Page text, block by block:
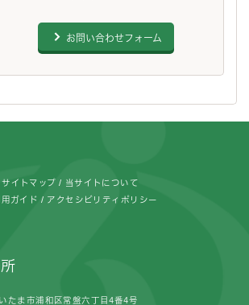
お問い合わせフォーム
サイトマップ 当サイトについて
用ガイド アクセシビリティポリシー
たま市浦和区常盤六丁目4番4号